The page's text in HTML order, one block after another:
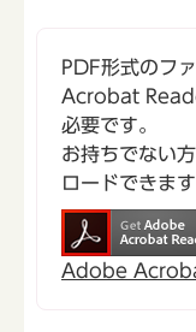
PDF形式のフ
Acrobat
必要です。
お持ちでない
ロードできます
Adobe